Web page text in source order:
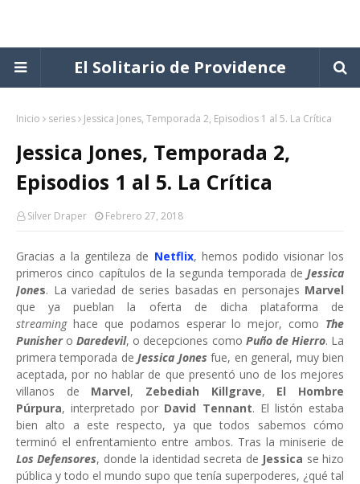
El Solitario de Providence
Inicio series Jessica Jones, Temporada 2, Episodios 1 al 5. La Crítica
Jessica Jones, Temporada 2,
Episodios 1 al 5. La Crítica
Silver Draper Febrero 27, 2018
Gracias a la gentileza de Netflix, hemos podido visionar los
primeros cinco capítulos de la segunda temporada de Jessica
Jones. La variedad de series basadas en personajes Marvel
que ya pueblan la oferta de dicha plataforma de
streaminghace que podamos esperar lo mejor, como The
PunisheroDaredevil, o decepciones como Puño de Hierro. La
primera temporada de Jessica Jones fue, en general, muy bien
aceptada, por no hablar de que presentó uno de los mejores
villanos de Marvel, Zebediah Killgrave, El Hombre
Púrpura, interpretado por David Tennant. El listón estaba
bien alto a este respecto, ya que todos sabemos cómo
terminó el enfrentamiento entre ambos. Tras la miniserie de
Los Defensores, donde la identidad secreta de Jessica se hizo
pública y todo el mundo supo que tenía superpoderes, ¿qué tal